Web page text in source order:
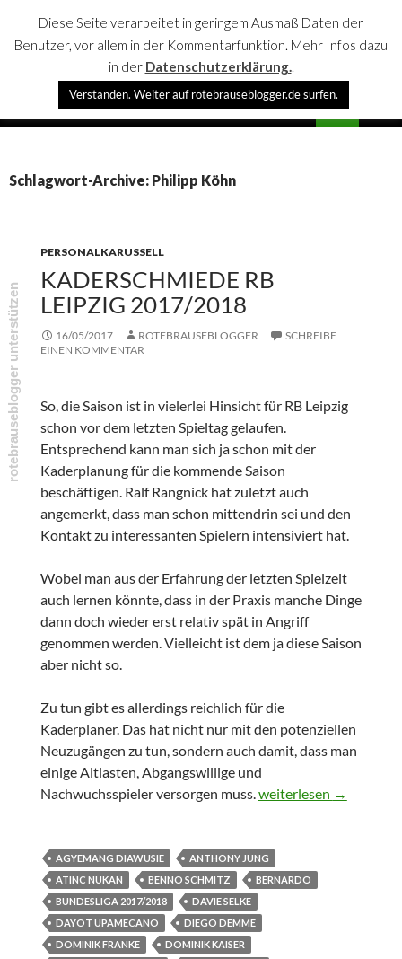
rotebrauseblogger
SPRINGE
Schlagwort-Archive: Philipp Köhn
PERSONALKARUSSELL
KADERSCHMIEDE RB
LEIPZIG 2017/2018
16/05/2017 ROTEBRAUSEBLOGGER
SCHREIBE
EINEN KOMMENTAR
So, die Saison ist in vielerlei Hinsicht für RB Leipzig
schon vor dem letzten Spieltag gelaufen.
Entsprechend kann man sich ja schon mit der
Kaderplanung für die kommende Saison
beschäftigen. Ralf Rangnick hat zuletzt auch
angemerkt, dass man schon mittendrin sei und den
Kontakt zu interessanten Spielern intensiviert hat.
Wobei man aus der Erfahrung der letzten Spielzeit
auch lernen könnte, dass in der Praxis manche Dinge
dann doch wieder erst relativ spät in Angriff
genommen werden. Vielleicht ist dem ja diese Saison
aber nicht so.
Zu tun gibt es allerdings reichlich für die
Kaderplaner. Das hat nicht nur mit den potenziellen
Neuzugängen zu tun, sondern auch damit, dass man
einige Altlasten, Abgangswillige und
Nachwuchsspieler versorgen muss.Kaderschmiede RB
weiterlesen →
AGYEMANG DIAWUSIE
ANTHONY JUNG
ATINC NUKAN
BENNO SCHMITZ
BERNARDO
BUNDESLIGA 2017/2018
DAVIE SELKE
DAYOT UPAMECANO
DIEGO DEMME
DOMINIK FRANKE
DOMINIK KAISER
Diese Seite verarbeitet in geringem Ausmaß Daten der
Benutzer, vor allem in der Kommentarfunktion. Mehr Infos dazu
in der Datenschutzerklärung..
Verstanden. Weiter auf rotebrauseblogger.de surfen.
rotebrauseblogger unterstützen